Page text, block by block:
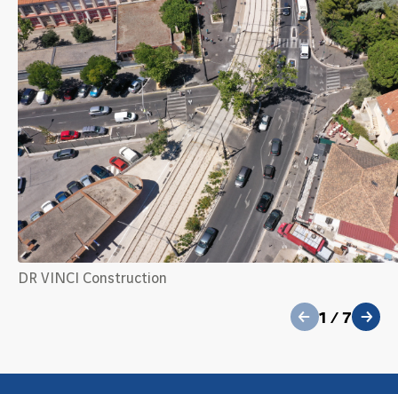
DR VINCI Construction précédent1 /7suivant